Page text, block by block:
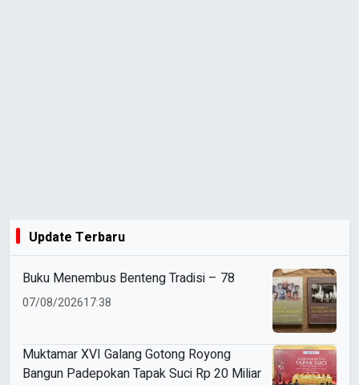
Update Terbaru
Buku Menembus Benteng Tradisi – 78
07/08/202617:38
Muktamar XVI Galang Gotong Royong
Bangun Padepokan Tapak Suci Rp 20 Miliar